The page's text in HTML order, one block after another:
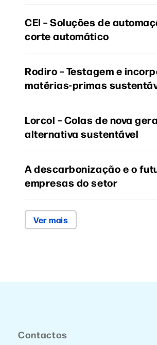
CEI – Soluções de
corte automático
Rodiro – Testagem e
matérias-primas
Lorcol – Colas de nova
alternativa sustentável
A descarbonização e o
empresas do setor
Ver mais
Contactos